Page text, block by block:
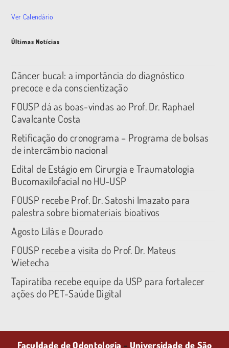
Ver Calendário
Últimas Notícias
Câncer bucal: a importância do diagnóstico
precoce e da conscientização
FOUSP dá as boas-vindas ao Prof. Dr. Raphael
Cavalcante Costa
Retificação do cronograma – Programa de bolsas
de intercâmbio nacional
Edital de Estágio em Cirurgia e Traumatologia
Bucomaxilofacial no HU-USP
FOUSP recebe Prof. Dr. Satoshi Imazato para
palestra sobre biomateriais bioativos
Agosto Lilás e Dourado
FOUSP recebe a visita do Prof. Dr. Mateus
Wietecha
Tapiratiba recebe equipe da USP para fortalecer
ações do PET-Saúde Digital
Faculdade de Odontologia - Universidade de São